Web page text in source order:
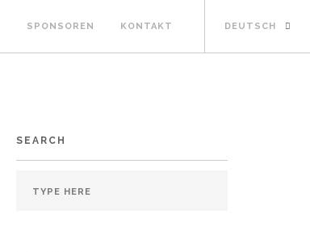
SPONSOREN KONTAKT DEUTSCH
SEARCH